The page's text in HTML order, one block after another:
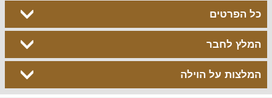
כל הפרטים
המלץ לחבר
המלצות על הוילה